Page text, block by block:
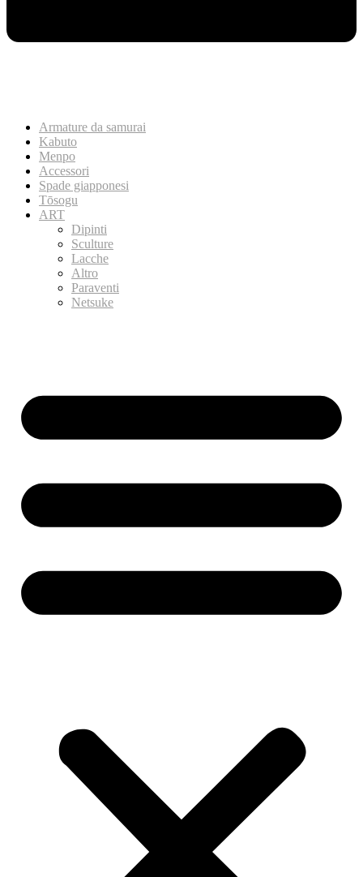
Armature da samurai
Kabuto
Menpo
Accessori
Spade giapponesi
Tōsogu
ART
Dipinti
Sculture
Lacche
Altro
Paraventi
Netsuke